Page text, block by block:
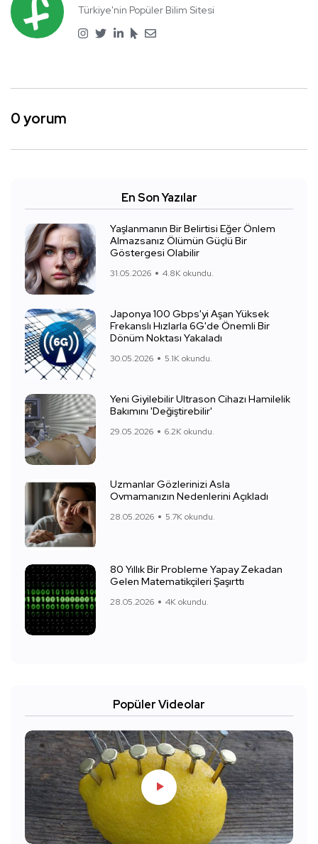
Türkiye'nin Popüler Bilim Sitesi
0 yorum
En Son Yazılar
Yaşlanmanın Bir Belirtisi Eğer Önlem
Almazsanız Ölümün Güçlü Bir
Göstergesi Olabilir
31.05.2026 4.8K okundu.
Japonya 100 Gbps'yi Aşan Yüksek
Frekanslı Hızlarla 6G'de Önemli Bir
Dönüm Noktası Yakaladı
30.05.2026 5.1K okundu.
Yeni Giyilebilir Ultrason Cihazı Hamilelik
Bakımını 'Değiştirebilir'
29.05.2026 6.2K okundu.
Uzmanlar Gözlerinizi Asla
Ovmamanızın Nedenlerini Açıkladı
28.05.2026 5.7K okundu.
80 Yıllık Bir Probleme Yapay Zekadan
Gelen Matematikçileri Şaşırttı
28.05.2026 4K okundu.
Popüler Videolar